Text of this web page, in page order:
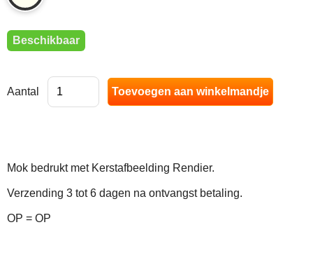
Beschikbaar
Aantal
Mok bedrukt met Kerstafbeelding Rendier.
Verzending 3 tot 6 dagen na ontvangst betaling.
OP = OP